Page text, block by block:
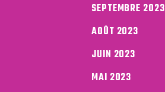
SEPTEMBRE 2023
AOÛT 2023
JUIN 2023
MAI 2023